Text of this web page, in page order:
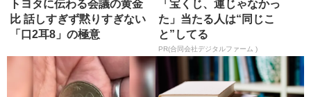
トヨタに伝わる会議の黄金
比 話しすぎず黙りすぎない
「口2耳8」の極意
「宝くじ、運じゃなかっ
た」当たる人は“同じこ
と”してる
PR(合同会社デジタルファーム )